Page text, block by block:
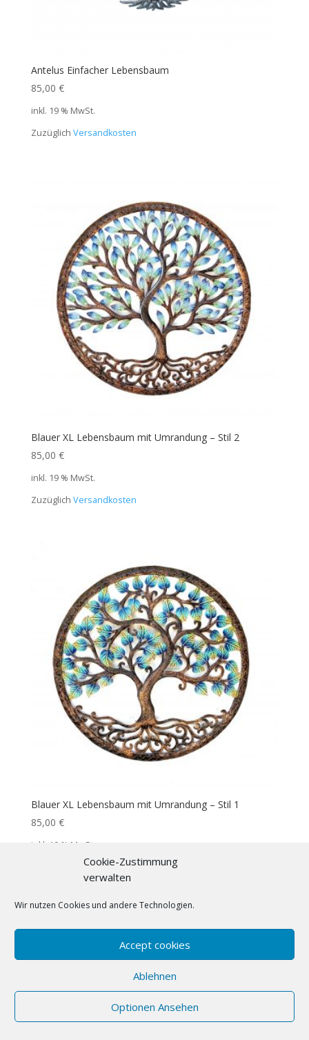
Cookie-Zustimmung
verwalten
Wir nutzen Cookies und andere Technologien.
Accept cookies
Ablehnen
Optionen Ansehen
Antelus Einfacher Lebensbaum
85,00 €
inkl. 19 % MwSt.
Zuzüglich Versandkosten
Blauer XL Lebensbaum mit Umrandung – Stil 2
85,00 €
inkl. 19 % MwSt.
Zuzüglich Versandkosten
Blauer XL Lebensbaum mit Umrandung – Stil 1
85,00 €
inkl. 19 % MwSt.
Versandkosten